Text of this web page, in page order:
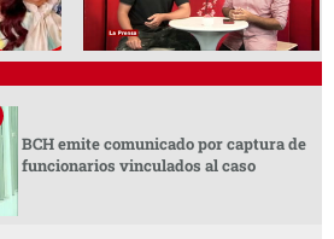
BCH emite comunicado por captura de
funcionarios vinculados al caso